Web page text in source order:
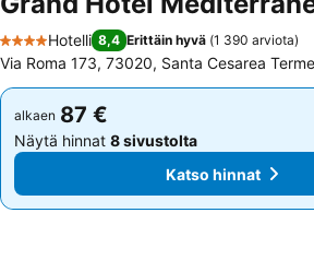
4 Tähtiluokitus
Hotelli 8,4 Erittäin hyvä (1 390 arviota)
Via Roma 173, 73020, Santa Cesarea
alkaen 87 €
Näytä hinnat 8 sivustolta
Katso hinnat
alkaen 87 €
Näytä hinnat 8 sivustolta
Katso hinnat